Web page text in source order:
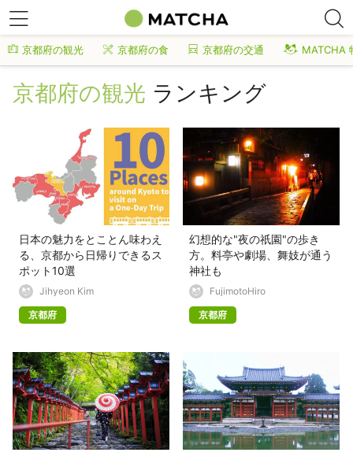
京都府の観光 京都府の食 京都府の交通 MATCHA
京都府の観光 ランキング
日本の魅力をとことん味わえ
る、京都から日帰りできるス
ポット10選
Jihyeon Kim
京都府
幻想的な"夜の祇園"の歩き
方。料亭や劇場、舞妓が通う
神社も
FujimotoHiro
京都府